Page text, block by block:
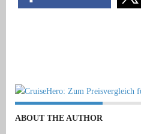
ABOUT THE AUTHOR